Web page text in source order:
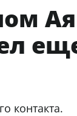
контакта.